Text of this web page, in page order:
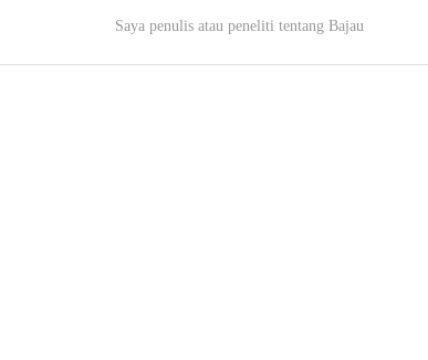
Saya penulis atau peneliti tentang Bajau